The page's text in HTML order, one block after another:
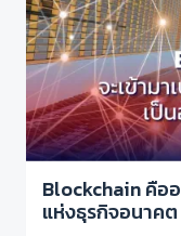
Blockchain คืออ
แห่งธุรกิจอนาคต